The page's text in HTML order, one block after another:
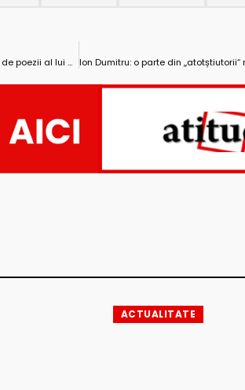
„FEMEIA, SUSPINUL LUTULUI MEU! ”- noul volum de poezii al lui George Baciu
ACTUALITATE